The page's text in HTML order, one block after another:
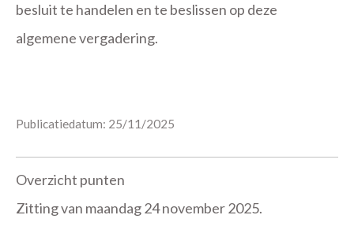
besluit te handelen en te beslissen op deze
algemene vergadering.
Publicatiedatum: 25/11/2025
Overzicht punten
Zitting van maandag 24 november 2025.